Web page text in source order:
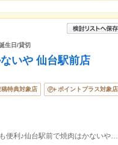
生日/貸切
いや 仙台駅前店
稿特典対象店 ポイントプラス対象店
仙台駅徒歩2分!駅近で仕事帰りや買い物帰りにも便利♪仙台駅前で焼肉はかないや。各種ご宴会でご利用下さい！